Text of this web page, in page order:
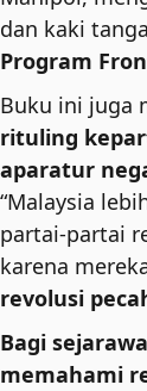
dan kaki
Program
Buku ini juga
rituling
aparatur
“Malaysia
partai-partai
karena
revolusi
Bagi
memahami